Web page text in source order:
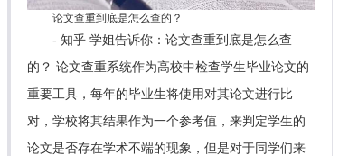
论文查重到底是怎么查的？
- 知乎 学姐告诉你：论文查重到底是怎么查
的？ 论文查重系统作为高校中检查学生毕业论文的
重要工具，每年的毕业生将使用对其论文进行比
对，学校将其结果作为一个参考值，来判定学生的
论文是否存在学术不端的现象，但是对于同学们来